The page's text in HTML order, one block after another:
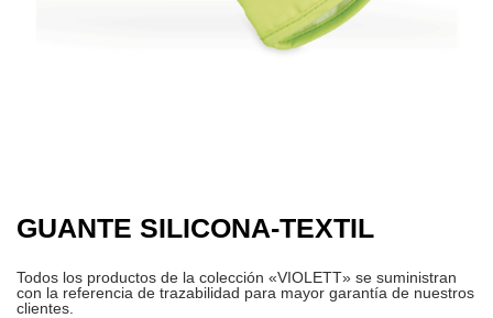
GUANTE SILICONA-TEXTIL
Todos los productos de la colección «VIOLETT» se suministran
con la referencia de trazabilidad para mayor garantía de nuestros
clientes.